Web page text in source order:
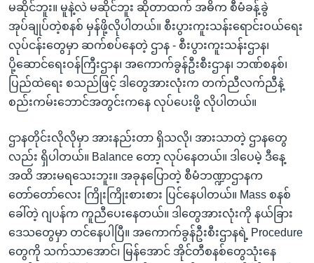
မဆိုင်ဘူး။ မူနဲ့လဲ မဆိုင်ဘူး ဆိုတာထက် အဓိက စီမံခန့်ခွဲ
အုပ်ချုပ်တဲ့စနစ် မှန်ဖို့လိုပါတယ်။ စီးပွားကူးသန်းရောင်းဝယ်ရေး
လုပ်ငန်းတွေမှာ ဆက်စပ်နေတဲ့ ဌာန - စီးပွားကူးသန်းဌာန၊
ပို့ဆောင်ရေးဝန်ကြီးဌာန၊ အကောက်ခွန်ဦးစီးဌာန၊ ဘဏ်စနစ်၊
ပြည်ထဲရေး စသည်ဖြင့် ဒါတွေအားလုံးက တက်ညီလက်ညီနဲ့
စည်းကမ်းဘောင်အတွင်းကနေ လုပ်ပေးဖို့ လိုပါတယ်။
ဌာနတိုင်းလိုလိုမှာ အားနည်းတာ ရှိသလို၊ အားသာတဲ့ ဌာနတွေ
လည်း ရှိပါတယ်။ Balance တော့ လုပ်နေတယ်။ ဒါပေမဲ့ ဒီနေ့
အထိ အားမရသေးဘူး။ အခုနပြောတဲ့ စီမံဘဏ္ဍာဌာနက
တော်တော်လေး ကြိုးကြိုးစားစား ပြင်နေပါတယ်။ Mass စနစ်
ခေါ်တဲ့ ဂျပန်က ကူညီပေးနေတယ်။ ဒါတွေအားလုံးကို နယ်ခြား
ဒေသတွေမှာ တင်နေပါပြီ။ အကောက်ခွန်ဦးစီးဌာနရဲ့ Procedure
တွေကို သက်သာအောင်၊ မြန်အောင် အိုင်တီစနစ်တွေသုံးနေ